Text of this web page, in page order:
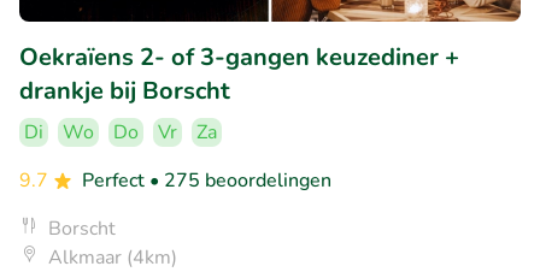
Oekraïens 2- of 3-gangen keuzediner +
drankje bij Borscht
Di Wo Do Vr
Za
9.7
Perfect • 275 beoordelingen
Borscht
Alkmaar (4km)